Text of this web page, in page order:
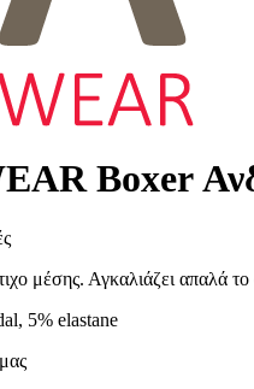
Boxer
μέσης. Αγκαλιάζει απαλά
5% elastane